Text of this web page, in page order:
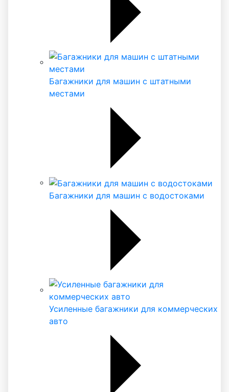
Багажники для машин с штатными
местами
Багажники для машин с водостоками
Усиленные багажники для коммерческих
авто